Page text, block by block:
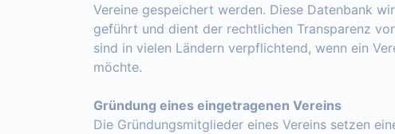
Vereine gespeichert werden. Diese Datenbank
geführt und dient der rechtlichen Transparenz
sind in vielen Ländern verpflichtend, wenn ein
möchte.
Gründung eines eingetragenen Vereins
Die Gründungsmitglieder eines Vereins setzen